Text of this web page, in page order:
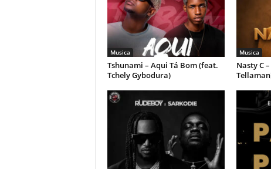
Musica
Tshunami – Aqui Tá Bom (feat.
Tchely Gybodura)
Musica
Nasty C